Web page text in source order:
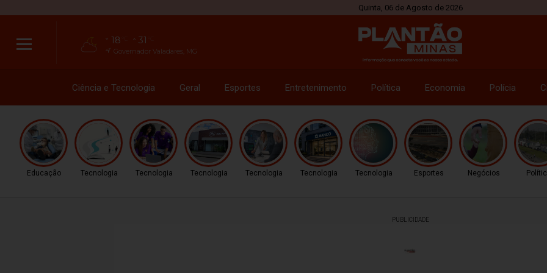
Quinta, 06 de Agosto de 2026
18 31
Governador Valadares, MG
Ciência e Tecnologia Geral Esportes Entretenimento Política Economia Polícia
Educação Tecnologia Tecnologia Tecnologia Tecnologia Tecnologia Tecnologia Esportes Negócios
PUBLICIDADE